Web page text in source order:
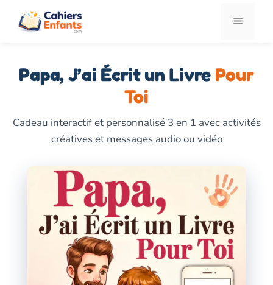
Menu
Papa, J’ai Écrit un Livre Pour
Toi
Cadeau interactif et personnalisé 3 en 1 avec activités
créatives et messages audio ou vidéo